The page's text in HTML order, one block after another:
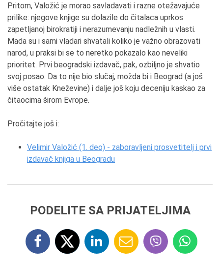
Pritom, Valožić je morao savladavati i razne otežavajuće
prilike: njegove knjige su dolazile do čitalaca uprkos
zapetljanoj birokratiji i nerazumevanju nadležnih u vlasti.
Mada su i sami vladari shvatali koliko je važno obrazovati
narod, u praksi bi se to neretko pokazalo kao neveliki
prioritet. Prvi beogradski izdavač, pak, ozbiljno je shvatio
svoj posao. Da to nije bio slučaj, možda bi i Beograd (a još
više ostatak Kneževine) i dalje još koju deceniju kaskao za
čitaocima širom Evrope.
Pročitajte još i:
Velimir Valožić (1. deo) - zaboravljeni prosvetitelj i prvi
izdavač knjiga u Beogradu
PODELITE SA PRIJATELJIMA